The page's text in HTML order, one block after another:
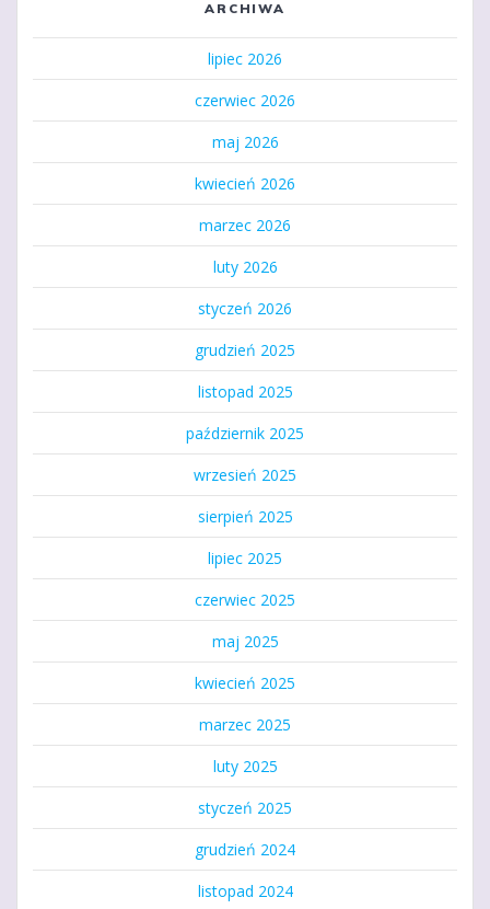
ARCHIWA
lipiec 2026
czerwiec 2026
maj 2026
kwiecień 2026
marzec 2026
luty 2026
styczeń 2026
grudzień 2025
listopad 2025
październik 2025
wrzesień 2025
sierpień 2025
lipiec 2025
czerwiec 2025
maj 2025
kwiecień 2025
marzec 2025
luty 2025
styczeń 2025
grudzień 2024
listopad 2024